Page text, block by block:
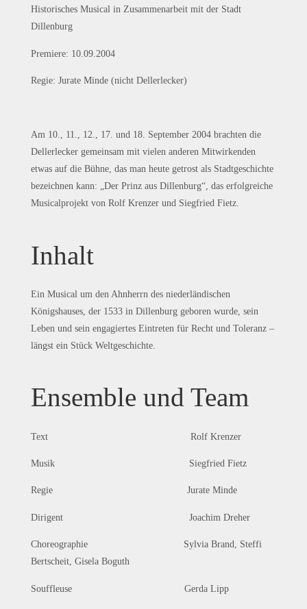
Historisches Musical in Zusammenarbeit mit der Stadt
Dillenburg
Premiere: 10.09.2004
Regie: Jurate Minde (nicht Dellerlecker)
Am 10., 11., 12., 17. und 18. September 2004 brachten die
Dellerlecker gemeinsam mit vielen anderen Mitwirkenden
etwas auf die Bühne, das man heute getrost als Stadtgeschichte
bezeichnen kann: „Der Prinz aus Dillenburg“, das erfolgreiche
Musicalprojekt von Rolf Krenzer und Siegfried Fietz.
Inhalt
Ein Musical um den Ahnherrn des niederländischen
Königshauses, der 1533 in Dillenburg geboren wurde, sein
Leben und sein engagiertes Eintreten für Recht und Toleranz –
längst ein Stück Weltgeschichte.
Ensemble und Team
Text Rolf Krenzer
Musik Siegfried Fietz
Regie Jurate Minde
Dirigent Joachim Dreher
Choreographie Sylvia Brand, Steffi
Bertscheit, Gisela Boguth
Souffleuse Gerda Lipp